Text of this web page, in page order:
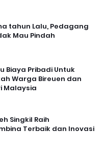
tahun Lalu, Pedagang
Mau Pindah
Biaya Pribadi Untuk
Warga Bireuen dan
Malaysia
Singkil Raih
Terbaik dan Inovasi